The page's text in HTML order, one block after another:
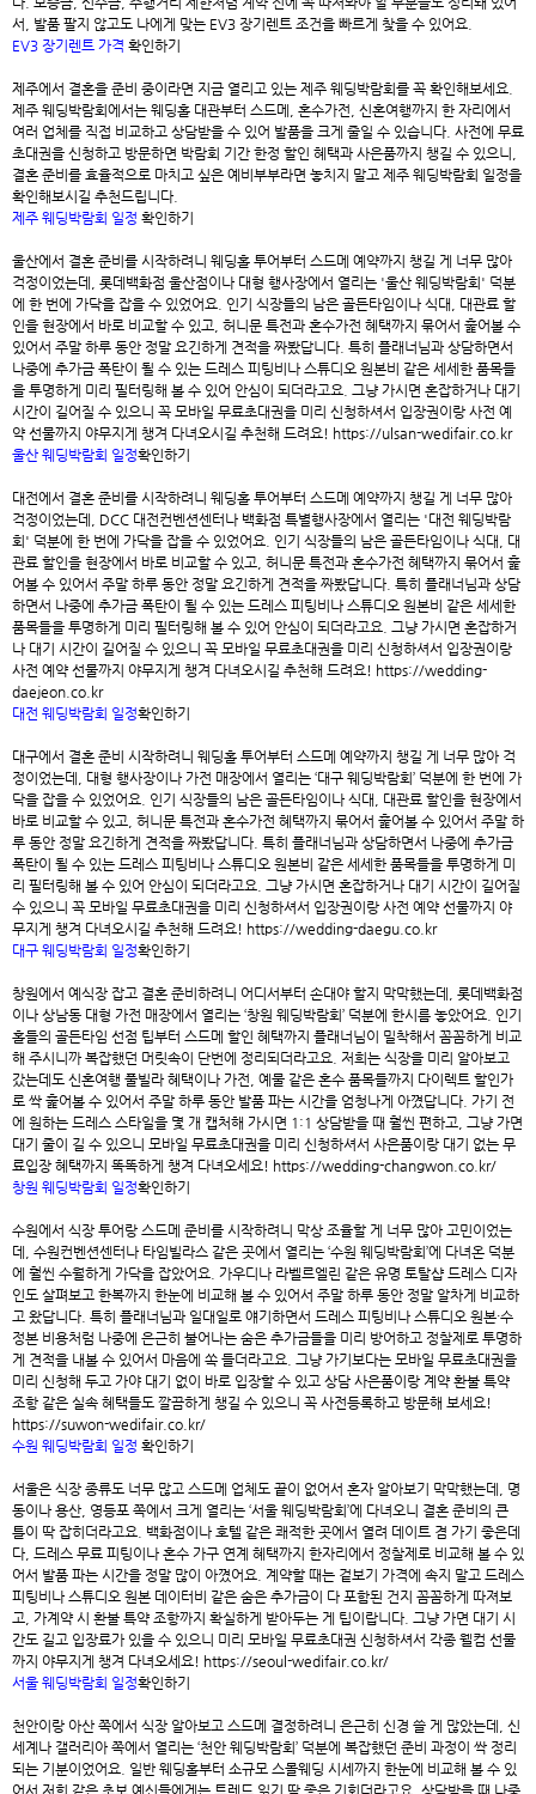
서, 발품 팔지 않고도 나에게 맞는 EV3 장기렌트 조건을 빠르게 찾을 수 있어요.
EV3 장기렌트 가격 확인하기
제주에서 결혼을 준비 중이라면 지금 열리고 있는 제주 웨딩박람회를 꼭 확인해보세요.
제주 웨딩박람회에서는 웨딩홀 대관부터 스드메, 혼수가전, 신혼여행까지 한 자리에서
여러 업체를 직접 비교하고 상담받을 수 있어 발품을 크게 줄일 수 있습니다. 사전에 무료
초대권을 신청하고 방문하면 박람회 기간 한정 할인 혜택과 사은품까지 챙길 수 있으니,
결혼 준비를 효율적으로 마치고 싶은 예비부부라면 놓치지 말고 제주 웨딩박람회 일정을
확인해보시길 추천드립니다.
제주 웨딩박람회 일정 확인하기
울산에서 결혼 준비를 시작하려니 웨딩홀 투어부터 스드메 예약까지 챙길 게 너무 많아
걱정이었는데, 롯데백화점 울산점이나 대형 행사장에서 열리는 '울산 웨딩박람회 ' 덕분
에 한 번에 가닥을 잡을 수 있었어요. 인기 식장들의 남은 골든타임이나 식대, 대관료 할
인을 현장에서 바로 비교할 수 있고, 허니문 특전과 혼수가전 혜택까지 묶어서 훑어볼 수
있어서 주말 하루 동안 정말 요긴하게 견적을 짜봤답니다. 특히 플래너님과 상담하면서
나중에 추가금 폭탄이 될 수 있는 드레스 피팅비나 스튜디오 원본비 같은 세세한 품목들
을 투명하게 미리 필터링해 볼 수 있어 안심이 되더라고요. 그냥 가시면 혼잡하거나 대기
시간이 길어질 수 있으니 꼭 모바일 무료초대권을 미리 신청하셔서 입장권이랑 사전 예
약 선물까지 야무지게 챙겨 다녀오시길 추천해 드려요! https://ulsan-wedifair.co.kr
울산 웨딩박람회 일정확인하기
대전에서 결혼 준비를 시작하려니 웨딩홀 투어부터 스드메 예약까지 챙길 게 너무 많아
걱정이었는데, DCC 대전컨벤션센터나 백화점 특별행사장에서 열리는 '대전 웨딩박람
회 ' 덕분에 한 번에 가닥을 잡을 수 있었어요. 인기 식장들의 남은 골든타임이나 식대, 대
관료 할인을 현장에서 바로 비교할 수 있고, 허니문 특전과 혼수가전 혜택까지 묶어서 훑
어볼 수 있어서 주말 하루 동안 정말 요긴하게 견적을 짜봤답니다. 특히 플래너님과 상담
하면서 나중에 추가금 폭탄이 될 수 있는 드레스 피팅비나 스튜디오 원본비 같은 세세한
품목들을 투명하게 미리 필터링해 볼 수 있어 안심이 되더라고요. 그냥 가시면 혼잡하거
나 대기 시간이 길어질 수 있으니 꼭 모바일 무료초대권을 미리 신청하셔서 입장권이랑
사전 예약 선물까지 야무지게 챙겨 다녀오시길 추천해 드려요! https://wedding-
daejeon.co.kr
대전 웨딩박람회 일정확인하기
대구에서 결혼 준비 시작하려니 웨딩홀 투어부터 스드메 예약까지 챙길 게 너무 많아 걱
정이었는데, 대형 행사장이나 가전 매장에서 열리는 ‘대구 웨딩박람회’ 덕분에 한 번에 가
닥을 잡을 수 있었어요. 인기 식장들의 남은 골든타임이나 식대, 대관료 할인을 현장에서
바로 비교할 수 있고, 허니문 특전과 혼수가전 혜택까지 묶어서 훑어볼 수 있어서 주말 하
루 동안 정말 요긴하게 견적을 짜봤답니다. 특히 플래너님과 상담하면서 나중에 추가금
폭탄이 될 수 있는 드레스 피팅비나 스튜디오 원본비 같은 세세한 품목들을 투명하게 미
리 필터링해 볼 수 있어 안심이 되더라고요. 그냥 가시면 혼잡하거나 대기 시간이 길어질
수 있으니 꼭 모바일 무료초대권을 미리 신청하셔서 입장권이랑 사전 예약 선물까지 야
무지게 챙겨 다녀오시길 추천해 드려요! https://wedding-daegu.co.kr
대구 웨딩박람회 일정확인하기
창원에서 예식장 잡고 결혼 준비하려니 어디서부터 손대야 할지 막막했는데, 롯데백화점
이나 상남동 대형 가전 매장에서 열리는 ‘창원 웨딩박람회’ 덕분에 한시름 놓았어요. 인기
홀들의 골든타임 선점 팁부터 스드메 할인 혜택까지 플래너님이 밀착해서 꼼꼼하게 비교
해 주시니까 복잡했던 머릿속이 단번에 정리되더라고요. 저희는 식장을 미리 알아보고
갔는데도 신혼여행 풀빌라 혜택이나 가전, 예물 같은 혼수 품목들까지 다이렉트 할인가
로 싹 훑어볼 수 있어서 주말 하루 동안 발품 파는 시간을 엄청나게 아꼈답니다. 가기 전
에 원하는 드레스 스타일을 몇 개 캡처해 가시면 1:1 상담받을 때 훨씬 편하고, 그냥 가면
대기 줄이 길 수 있으니 모바일 무료초대권을 미리 신청하셔서 사은품이랑 대기 없는 무
료입장 혜택까지 똑똑하게 챙겨 다녀오세요! https://wedding-changwon.co.kr/
창원 웨딩박람회 일정확인하기
수원에서 식장 투어랑 스드메 준비를 시작하려니 막상 조율할 게 너무 많아 고민이었는
데, 수원컨벤션센터나 타임빌라스 같은 곳에서 열리는 ‘수원 웨딩박람회’에 다녀온 덕분
에 훨씬 수월하게 가닥을 잡았어요. 가우디나 라벨르엘린 같은 유명 토탈샵 드레스 디자
인도 살펴보고 한복까지 한눈에 비교해 볼 수 있어서 주말 하루 동안 정말 알차게 비교하
고 왔답니다. 특히 플래너님과 일대일로 얘기하면서 드레스 피팅비나 스튜디오 원본·수
정본 비용처럼 나중에 은근히 불어나는 숨은 추가금들을 미리 방어하고 정찰제로 투명하
게 견적을 내볼 수 있어서 마음에 쏙 들더라고요. 그냥 가기보다는 모바일 무료초대권을
미리 신청해 두고 가야 대기 없이 바로 입장할 수 있고 상담 사은품이랑 계약 환불 특약
조항 같은 실속 혜택들도 깔끔하게 챙길 수 있으니 꼭 사전등록하고 방문해 보세요!
https://suwon-wedifair.co.kr/
수원 웨딩박람회 일정 확인하기
서울은 식장 종류도 너무 많고 스드메 업체도 끝이 없어서 혼자 알아보기 막막했는데, 명
동이나 용산, 영등포 쪽에서 크게 열리는 ‘서울 웨딩박람회’에 다녀오니 결혼 준비의 큰
틀이 딱 잡히더라고요. 백화점이나 호텔 같은 쾌적한 곳에서 열려 데이트 겸 가기 좋은데
다, 드레스 무료 피팅이나 혼수 가구 연계 혜택까지 한자리에서 정찰제로 비교해 볼 수 있
어서 발품 파는 시간을 정말 많이 아꼈어요. 계약할 때는 겉보기 가격에 속지 말고 드레스
피팅비나 스튜디오 원본 데이터비 같은 숨은 추가금이 다 포함된 건지 꼼꼼하게 따져보
고, 가계약 시 환불 특약 조항까지 확실하게 받아두는 게 팁이랍니다. 그냥 가면 대기 시
간도 길고 입장료가 있을 수 있으니 미리 모바일 무료초대권 신청하셔서 각종 웰컴 선물
까지 야무지게 챙겨 다녀오세요! https://seoul-wedifair.co.kr/
서울 웨딩박람회 일정확인하기
천안이랑 아산 쪽에서 식장 알아보고 스드메 결정하려니 은근히 신경 쓸 게 많았는데, 신
세계나 갤러리아 쪽에서 열리는 ‘천안 웨딩박람회’ 덕분에 복잡했던 준비 과정이 싹 정리
되는 기분이었어요. 일반 웨딩홀부터 소규모 스몰웨딩 시세까지 한눈에 비교해 볼 수 있
어서 저희 같은 초보 예신들에게는 트렌드 읽기 딱 좋은 기회더라고요. 상담받을 때 나중